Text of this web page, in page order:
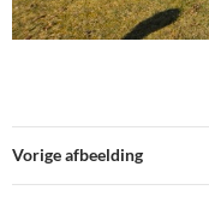
Vorige afbeelding